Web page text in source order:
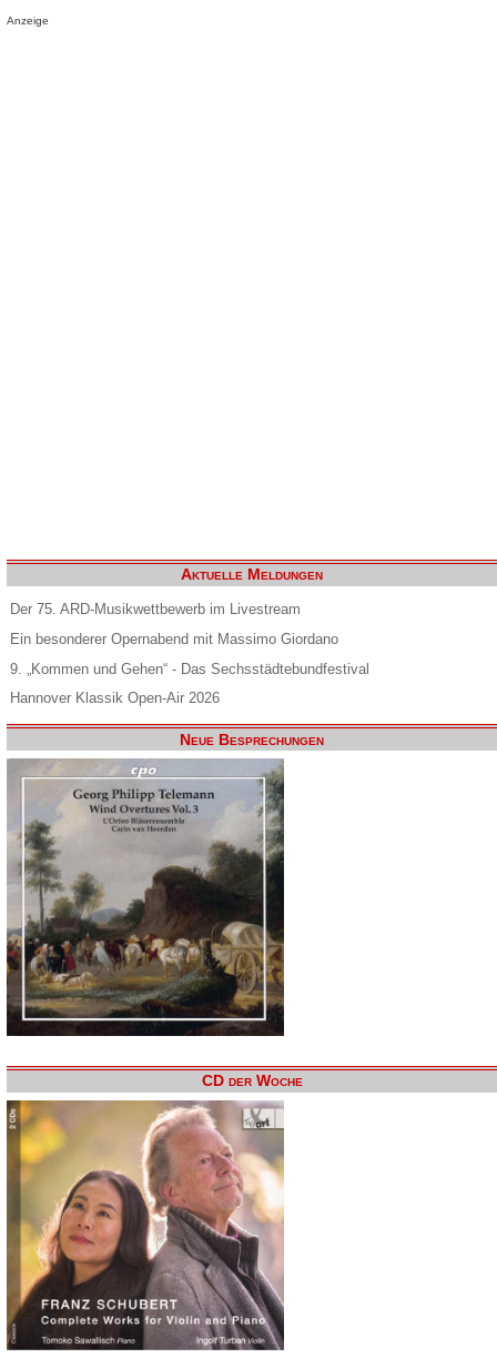
Anzeige
Aktuelle Meldungen
Der 75. ARD-Musikwettbewerb im Livestream
Ein besonderer Opernabend mit Massimo Giordano
9. „Kommen und Gehen“ - Das Sechsstädtebundfestival
Hannover Klassik Open-Air 2026
Neue Besprechungen
CD der Woche